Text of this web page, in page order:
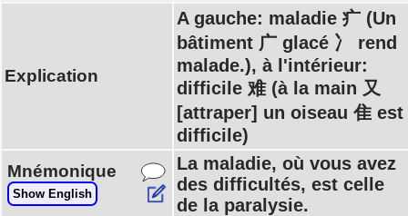
Explication
A gauche: maladie 疒 (Un
bâtiment 广 glacé 冫 rend
malade.), à l'intérieur:
difficile 难 (à la main 又
[attraper] un oiseau 隹 est
difficile)
Mnémonique
Show English
La maladie, où vous avez
des difficultés, est celle
de la paralysie.